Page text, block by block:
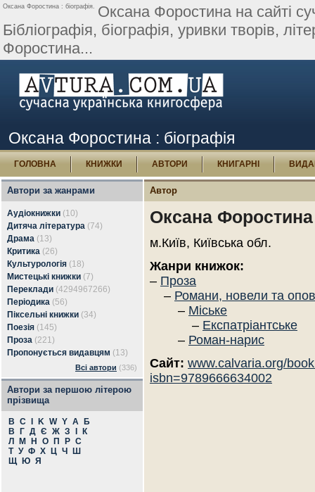
Оксана Форостина : біографія. Оксана Форостина на сайті
Бібліографія, біографія, уривки творів,
Форостина...
Оксана Форостина : біографія
ГОЛОВНА КНИЖКИ АВТОРИ КНИГАРНІ
Автори за жанрами
Аудіокнижки (10)
Дитяча література (74)
Драма (13)
Критика (26)
Культурологія (18)
Мистецькі книжки (7)
Переклади (4294967266)
Періодика (56)
Піксельні книжки (34)
Поезія (145)
Проза (221)
Пропонується видавцям (13)
Всі автори (336)
Автори за першою літерою
прізвища
B C K W Y А
Б
В
Г Д Є Ж З
К
Л
М Н О П Р С
Т У Ф Х Ц Ч
Ш
Щ
Ю Я
Автор
Оксана Форостина
м.Київ, Київська обл.
Жанри книжок:
– Проза
– Романи, новели та
– Міське
– Експатріантське
– Роман-нарис
Сайт: www.calvaria.org/
isbn=9789666634002